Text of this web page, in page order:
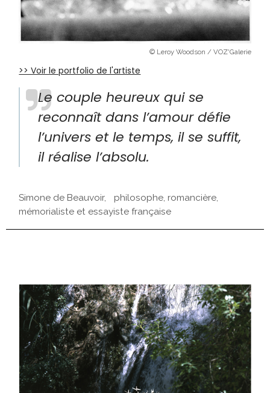
© Leroy Woodson / VOZ'Galerie
>> Voir le portfolio de l'artiste
Le couple heureux qui se
reconnaît dans l’amour défie
l’univers et le temps, il se suffit,
il réalise l’absolu.
Simone de Beauvoir, philosophe, romancière,
mémorialiste et essayiste française